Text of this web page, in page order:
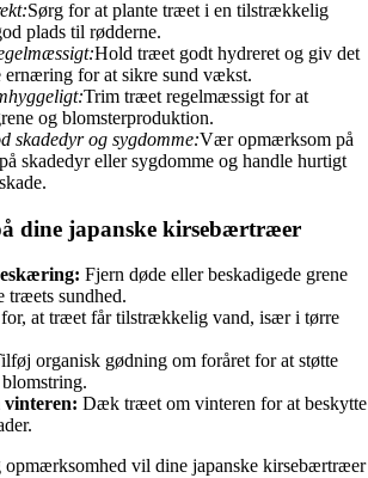
Sørg for at plante træet i en tilstrækkelig
plads til rødderne.
Hold træet godt hydreret og giv det
ernæring for at sikre sund vækst.
Trim træet regelmæssigt for at
og blomsterproduktion.
skadedyr og sygdomme:Vær opmærksom på
skadedyr eller sygdomme og handle hurtigt
dine japanske kirsebærtræer
Fjern døde eller beskadigede grene
træets sundhed.
for, at træet får tilstrækkelig vand, især i tørre
organisk gødning om foråret for at støtte
vinteren: Dæk træet om vinteren for at beskytte
opmærksomhed vil dine japanske kirsebærtræer